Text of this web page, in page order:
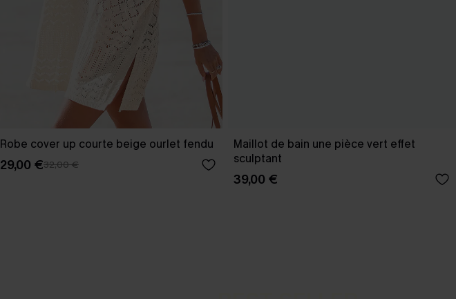
Robe cover up courte beige ourlet fendu
29,00 €32,00 €
Maillot de bain une pièce vert effet
sculptant
39,00 €